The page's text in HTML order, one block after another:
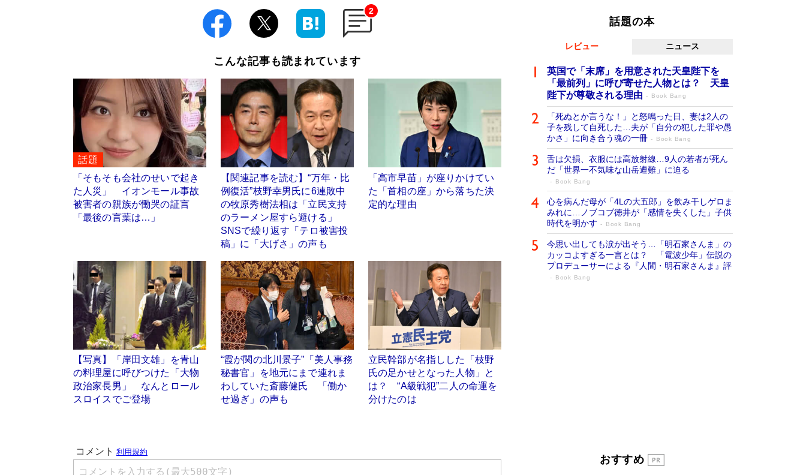
2
こんな記事も読まれています
話題
「そもそも会社のせいで起き
た人災」 イオンモール事故
被害者の親族が慟哭の証言
「最後の言葉は…」
【関連記事を読む】“万年・比
例復活”枝野幸男氏に6連敗中
の牧原秀樹法相は「立民支持
のラーメン屋すら避ける」
SNSで繰り返す「テロ被害投
稿」に「大げさ」の声も
「高市早苗」が座りかけてい
た「首相の座」から落ちた決
定的な理由
【写真】「岸田文雄」を青山
の料理屋に呼びつけた「大物
政治家長男」 なんとロール
スロイスでご登場
“霞が関の北川景子”「美人事務
秘書官」を地元にまで連れま
わしていた斎藤健氏 「働か
せ過ぎ」の声も
立民幹部が名指しした「枝野
氏の足かせとなった人物」と
は？ “A級戦犯”二人の命運を
分けたのは
話題の本
レビュー ニュース
英国で「末席」を用意された天皇陛下を
「最前列」に呼び寄せた人物とは？ 天皇
陛下が尊敬される理由
Book Bang
「死ぬとか言うな！」と怒鳴った日、妻は2人の
子を残して自死した…夫が「自分の犯した罪や愚
かさ」に向き合う魂の一冊
Book Bang
舌は欠損、衣服には高放射線…9人の若者が死ん
だ「世界一不気味な山岳遭難」に迫る
Book Bang
心を病んだ母が「4Lの大五郎」を飲み干しゲロま
みれに…ノブコブ徳井が「感情を失くした」子供
時代を明かす
Book Bang
今思い出しても涙が出そう…「明石家さんま」の
カッコよすぎる一言とは？ 「電波少年」伝説の
プロデューサーによる『人間・明石家さんま』評
Book Bang
版には「宇宙で描かれたマンガ」も収録
おすすめ